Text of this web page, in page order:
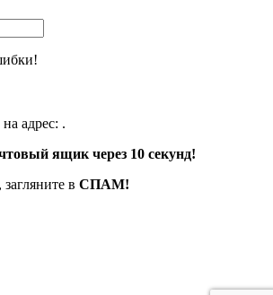
адрес: .
ящик через 10 секунд!
в СПАМ!